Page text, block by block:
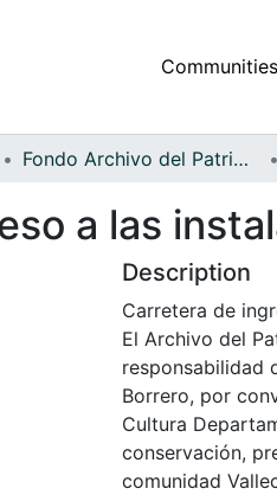
Fondo Archivo del Patrimonio Fotográfico y Fílmico del Valle del Cauca
a las
Description
Carretera de
El Archivo del
responsabilidad
Borrero, por
Cultura
conservación,
comunidad